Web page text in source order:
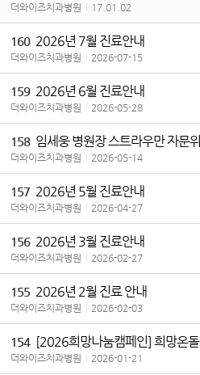
더와이즈치과병원 17.01.02
160 2026년 7월 진료안내
더와이즈치과병원 2026-07-15
159 2026년 6월 진료안내
더와이즈치과병원 2026-05-28
158 임세웅 병원장 스트라우만 자문
더와이즈치과병원 2026-05-14
157 2026년 5월 진료안내
더와이즈치과병원 2026-04-27
156 2026년 3월 진료안내
더와이즈치과병원 2026-02-27
155 2026년 2월 진료 안내
더와이즈치과병원 2026-02-03
154 [2026희망나눔캠페인] 희망온
더와이즈치과병원 2026-01-21